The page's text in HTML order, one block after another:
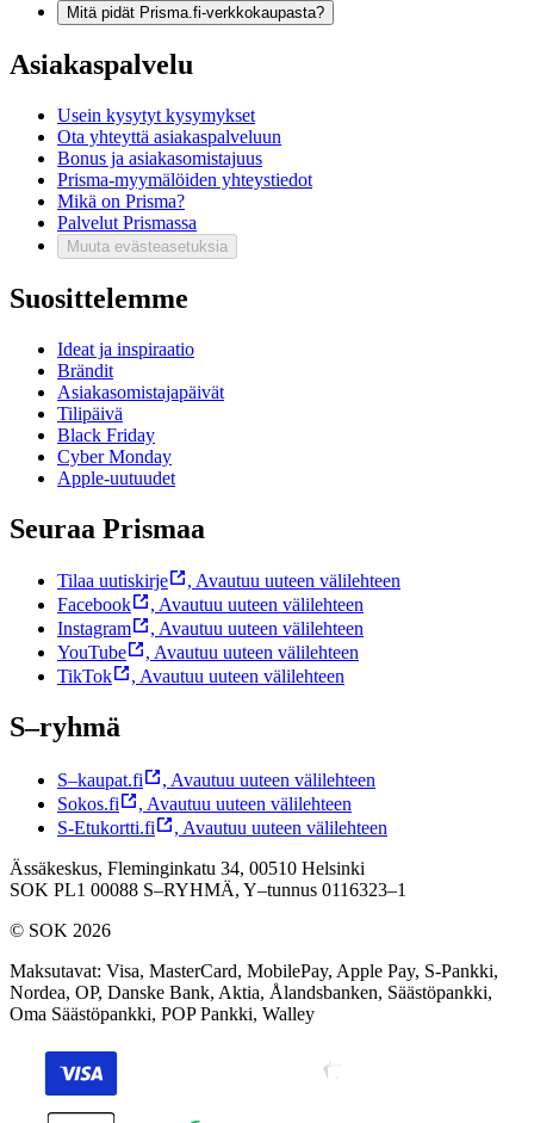
Mitä pidät Prisma.fi-verkkokaupasta?
Asiakaspalvelu
Usein kysytyt kysymykset
Ota yhteyttä asiakaspalveluun
Bonus ja asiakasomistajuus
Prisma-myymälöiden yhteystiedot
Mikä on Prisma?
Palvelut Prismassa
Muuta evästeasetuksia
Suosittelemme
Ideat ja inspiraatio
Brändit
Asiakasomistajapäivät
Tilipäivä
Black Friday
Cyber Monday
Apple-uutuudet
Seuraa Prismaa
Tilaa uutiskirje , Avautuu uuteen välilehteen
Facebook
, Avautuu uuteen välilehteen
Instagram
, Avautuu uuteen välilehteen
YouTube
, Avautuu uuteen välilehteen
TikTok
, Avautuu uuteen välilehteen
S–ryhmä
S–kaupat.fi , Avautuu uuteen välilehteen
Sokos.fi
, Avautuu uuteen välilehteen
S-Etukortti.fi
, Avautuu uuteen välilehteen
Ässäkeskus, Fleminginkatu 34, 00510 Helsinki
SOK PL1 00088 S–RYHMÄ, Y–tunnus 0116323–1
© SOK 2026
Maksutavat: Visa, MasterCard, MobilePay, Apple Pay, S-Pankki,
Nordea, OP, Danske Bank, Aktia, Ålandsbanken, Säästöpankki,
Oma Säästöpankki, POP Pankki, Walley